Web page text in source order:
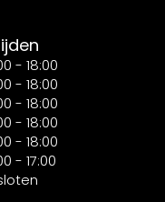
- 18:00
- 18:00
- 18:00
- 18:00
- 18:00
- 17:00